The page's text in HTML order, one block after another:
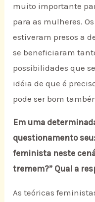
muito importante
para as mulheres.
estiveram presos a
se beneficiaram
possibilidades que
idéia de que é
pode ser bom
Em uma
questionamento
feminista neste
tremem?” Qual a
As teóricas